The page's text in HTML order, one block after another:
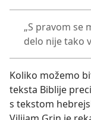
„S pravom se
delo nije tako
Koliko možemo
teksta Biblije
s tekstom